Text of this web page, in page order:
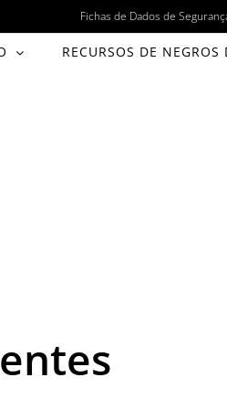
Fichas de Dados de
RECURSOS DE NEGROS